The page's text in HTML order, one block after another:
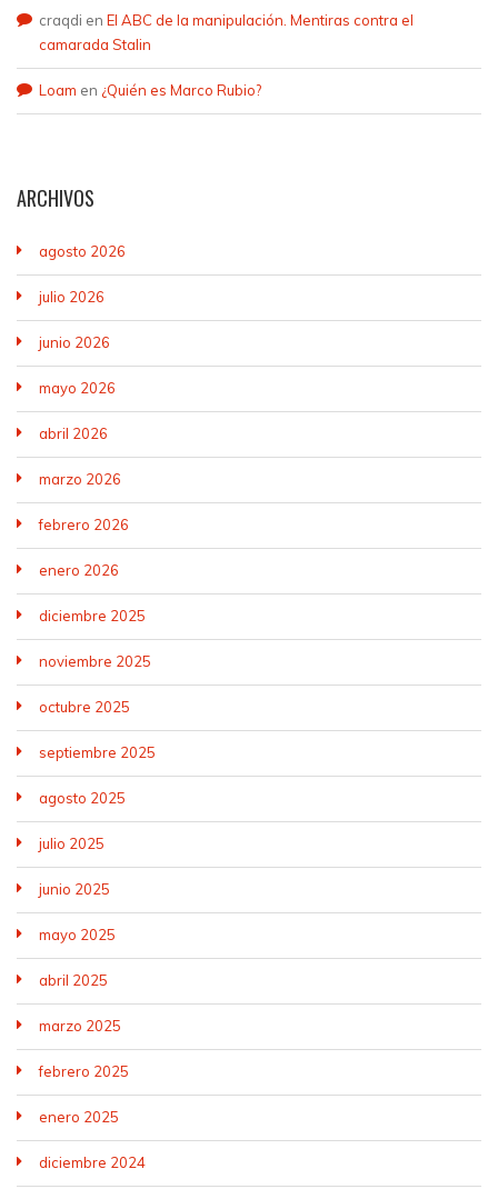
craqdi en El ABC de la manipulación. Mentiras contra el
camarada Stalin
Loam en ¿Quién es Marco Rubio?
ARCHIVOS
agosto 2026
julio 2026
junio 2026
mayo 2026
abril 2026
marzo 2026
febrero 2026
enero 2026
diciembre 2025
noviembre 2025
octubre 2025
septiembre 2025
agosto 2025
julio 2025
junio 2025
mayo 2025
abril 2025
marzo 2025
febrero 2025
enero 2025
diciembre 2024